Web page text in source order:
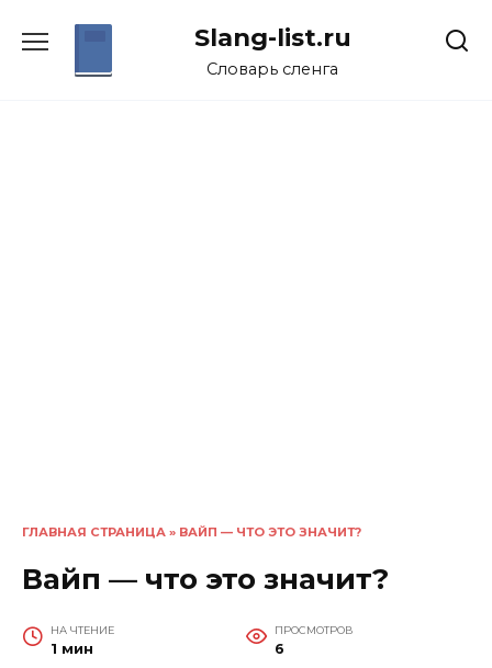
Slang-list.ru
Словарь сленга
ГЛАВНАЯ СТРАНИЦА » ВАЙП — ЧТО ЭТО ЗНАЧИТ?
Вайп — что это значит?
НА ЧТЕНИЕ
1 мин
ПРОСМОТРОВ
6